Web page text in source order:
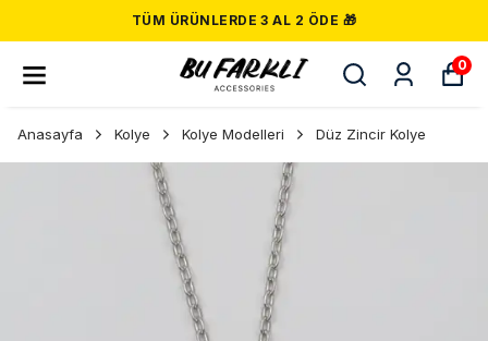
TÜM ÜRÜNLERDE 3 AL 2 ÖDE 🎁
0
Anasayfa Kolye Kolye Modelleri Düz Zincir Kolye